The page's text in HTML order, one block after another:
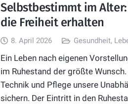
Selbstbestimmt im
die Freiheit erhalten
8. April 2026 Gesundheit,
Ein Leben nach eigenen
im Ruhestand der größte Wunsch.
Technik und Pflege unsere
sichern. Der Eintritt in den